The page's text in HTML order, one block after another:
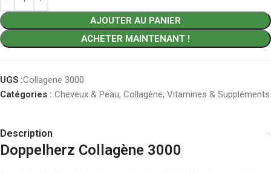
AJOUTER AU PANIER
ACHETER MAINTENANT !
UGS :Collagene 3000
Catégories : Cheveux & Peau, Collagène, Vitamines & Suppléments
Description
Doppelherz Collagène 3000